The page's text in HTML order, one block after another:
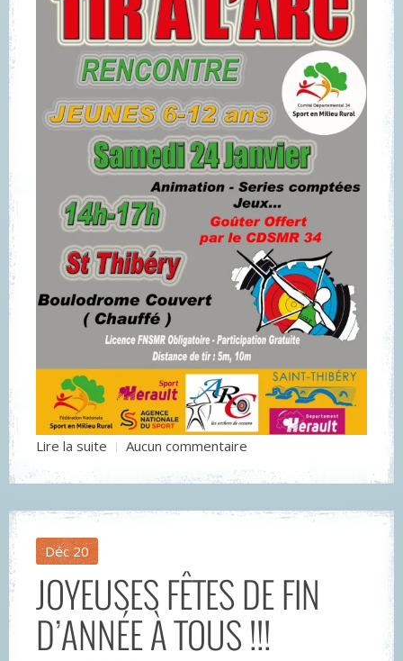
Lire la suite Aucun commentaire
Déc 20
JOYEUSES FÊTES DE FIN
D’ANNÉE À TOUS !!!